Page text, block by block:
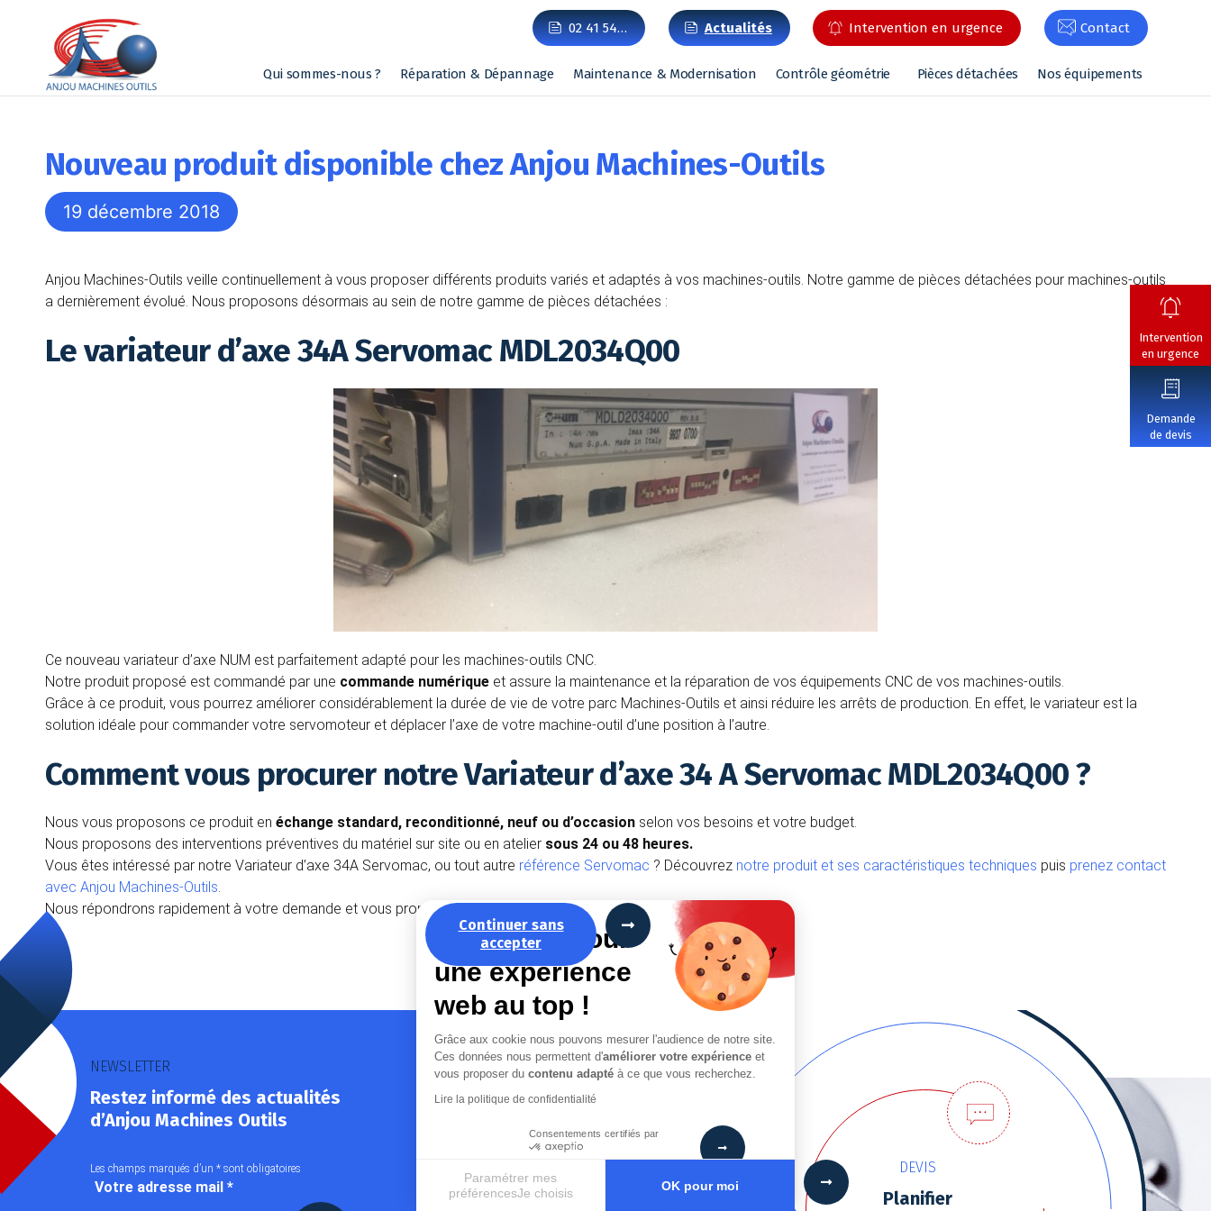
Continuer sans
accepter
La recette pour
une expérience
web au top !
Grâce aux cookie nous pouvons mesurer l'audience de notre site.
Ces données nous permettent d'améliorer votre expérience et
vous proposer du contenu adapté à ce que vous recherchez.
Lire la politique de confidentialité
Consentements certifiés par
Paramétrer mes
préférencesJe choisis
OK pour moi
02 41 54… Actualités Intervention en urgence Contact
Qui sommes-nous ? Réparation & Dépannage Maintenance & Modernisation Contrôle géométrie Pièces détachées Nos équipements
Intervention
en urgence
Demande
de devis
Nouveau produit disponible chez Anjou Machines-Outils
19 décembre 2018
Anjou Machines-Outils veille continuellement à vous proposer différents produits variés et adaptés à vos machines-outils. Notre gamme de pièces détachées pour machines-outils
a dernièrement évolué. Nous proposons désormais au sein de notre gamme de pièces détachées :
Le variateur d’axe 34A Servomac MDL2034Q00
Ce nouveau variateur d’axe NUM est parfaitement adapté pour les machines-outils CNC.
Notre produit proposé est commandé par une commande numérique et assure la maintenance et la réparation de vos équipements CNC de vos machines-outils.
Grâce à ce produit, vous pourrez améliorer considérablement la durée de vie de votre parc Machines-Outils et ainsi réduire les arrêts de production. En effet, le variateur est la
solution idéale pour commander votre servomoteur et déplacer l’axe de votre machine-outil d’une position à l’autre.
Comment vous procurer notre Variateur d’axe 34 A Servomac MDL2034Q00 ?
Nous vous proposons ce produit en échange standard, reconditionné, neuf ou d’occasion selon vos besoins et votre budget.
Nous proposons des interventions préventives du matériel sur site ou en atelier sous 24 ou 48 heures.
Vous êtes intéressé par notre Variateur d’axe 34A Servomac, ou tout autre référence Servomac ? Découvrez notre produit et ses caractéristiques techniques puis prenez contact
avec Anjou Machines-Outils.
Nous répondrons rapidement à votre demande et vous proposerons un devis détaillé et personnalisé.
NEWSLETTER
Restez informé des actualités
d’Anjou Machines Outils
Les champs marqués d’un * sont obligatoires
Votre adresse mail *
peut vous aider
DEVIS
Planifier